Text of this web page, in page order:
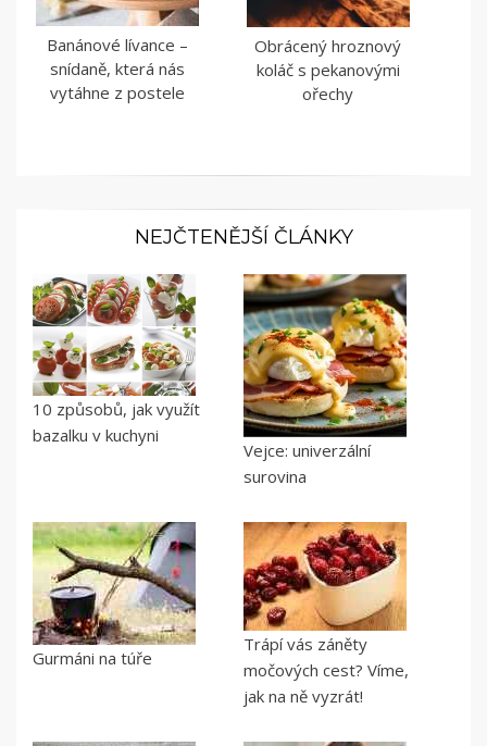
Banánové lívance –
snídaně, která nás
vytáhne z postele
Obrácený hroznový
koláč s pekanovými
ořechy
NEJČTENĚJŠÍ ČLÁNKY
10 způsobů, jak využít
bazalku v kuchyni
Vejce: univerzální
surovina
Gurmáni na túře
Trápí vás záněty
močových cest? Víme,
jak na ně vyzrát!